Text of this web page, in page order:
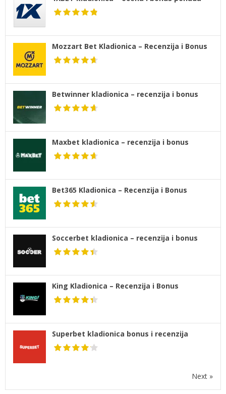
Mozzart Bet Kladionica – Recenzija i Bonus
Betwinner kladionica – recenzija i bonus
Maxbet kladionica – recenzija i bonus
Bet365 Kladionica – Recenzija i Bonus
Soccerbet kladionica – recenzija i bonus
King Kladionica – Recenzija i Bonus
Superbet kladionica bonus i recenzija
Next »